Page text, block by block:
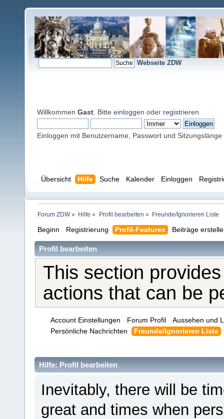
Webseite ZDW
Willkommen Gast . Bitte einloggen oder registrieren
Einloggen mit Benutzername, Passwort und Sitzungslänge
Übersicht Hilfe Suche Kalender Einloggen
Forum ZDW» Hilfe » Profil bearbeiten » Freunde/Ignorieren Liste
Beginn Registrierung Profil-Features Beiträge
Profil bearbeiten
This section
actions that can be
Account Einstellungen Forum Profil
Aussehen und
Persönliche Nachrichten
Freunde/Ignorieren Liste
Hilfe: Profil bearbeiten
Inevitably, there will be
great and times when